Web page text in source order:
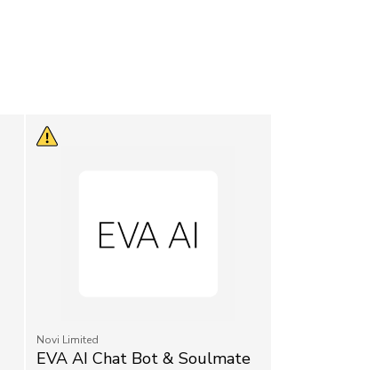
Novi Limited
EVA AI Chat Bot & Soulmate